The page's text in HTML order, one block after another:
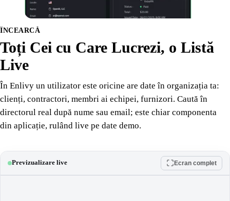
ÎNCEARCĂ
Toți Cei cu Care Lucrezi, o Listă
Live
În Enlivy un utilizator este oricine are date în organizația ta:
clienți, contractori, membri ai echipei, furnizori. Caută în
directorul real după nume sau email; este chiar componenta
din aplicație, rulând live pe date demo.
Previzualizare live Ecran complet